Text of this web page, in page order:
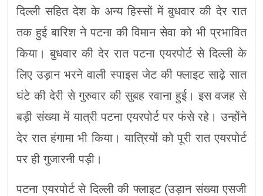
दिल्ली सहित देश के अन्य हिस्सों में बुधवार की देर रात
तक हुई बारिश ने पटना की विमान सेवा को भी प्रभावित
किया। बुधवार की देर रात पटना एयरपोर्ट से दिल्ली के
लिए उड़ान भरने वाली स्पाइस जेट की फ्लाइट साढ़े सात
घंटे की देरी से गुरुवार की सुबह रवाना हुई। इस वजह से
बड़ी संख्या में यात्री पटना एयरपोर्ट पर फंसे रहे। उन्होंने
देर रात हंगामा भी किया। यात्रियों को पूरी रात एयरपोर्ट
पर ही गुजारनी पड़ी।
पटना एयरपोर्ट से दिल्ली की फ्लाइट (उड़ान संख्या एसजी